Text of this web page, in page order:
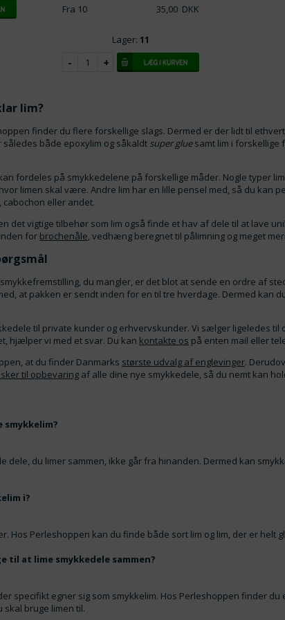
Fra 10
35,00DKK
Lager: 11
lim?
finder du flere forskellige slags. Dermed er der lidt til
både epoxylim og såkaldt super gluesamt lim i forskellige
fordeles på smykkedelene på forskellige måder. Nogle typer
limen skal være. Andre lim har en lille pensel med, så du kan
eller andet.
det vigtige tilbehør som lim også finde et hav af dele til at lave
for brochenåle, vedhæng beregnet til pålimning og meget
du mangler, er det blot at sende en ordre af
at pakken er sendt inden for en til tre hverdage. Dermed kan
til private kunder og erhvervskunder. Vi sælger ligeledes til
hjælper vi med et svar. Du kan kontakte os på enten mail eller
at du finder Danmarks største udvalg af englevinger.
til opbevaring af alle dine nye smykkedele, så du nemt kan
dele, du limer sammen, ikke går fra hinanden. Dermed kan
i?
Hos Perleshoppen kan du finde både sort lim og lim, der er helt
til at lime smykkedele sammen?
specifikt egner sig som smykkelim. Hos Perleshoppen finder du
skal bruge limen til.